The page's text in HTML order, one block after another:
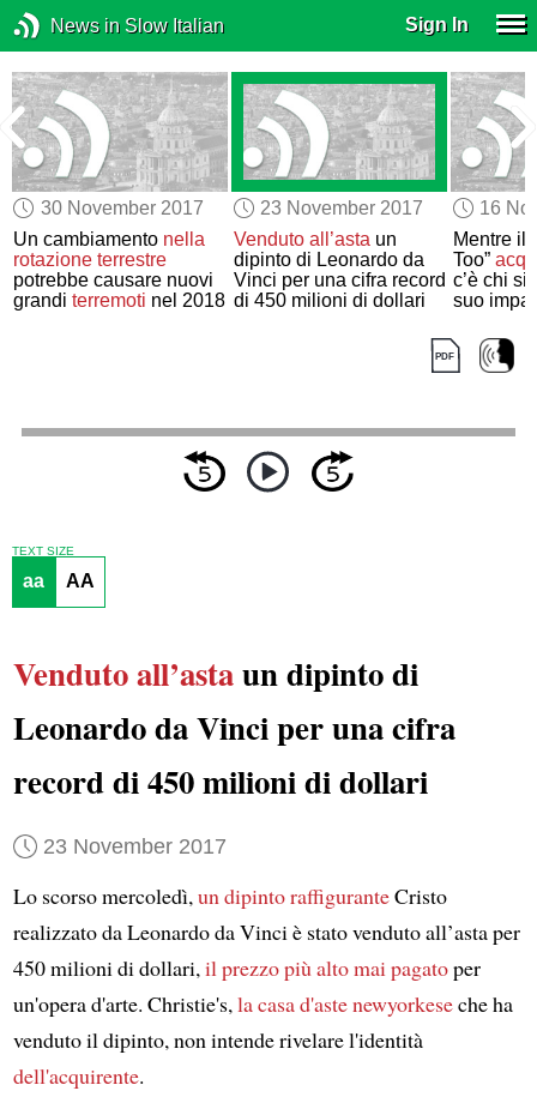
News in Slow Italian Sign In
30 November 2017
Un cambiamento nella
rotazione terrestre
potrebbe causare nuovi
granditerremoti nel 2018
23 November 2017
Venduto all’astaun
dipinto di Leonardo da
Vinci per una cifra record
di 450 milioni di dollari
16
Mentre il
Too”
c’è chi si
suo
TEXT SIZE
aa AA
Vendutoall’astaun dipinto di
Leonardo da Vinci per una cifra
record di 450 milioni di dollari
23 November 2017
Lo scorso mercoledì,un dipintoraffiguranteCristo
realizzato da Leonardo da Vinci è stato venduto all’asta per
450 milioni di dollari,il prezzo più alto mai pagatoper
un'opera d'arte. Christie's,la casa d'aste newyorkeseche ha
venduto il dipinto, non intende rivelare l'identità
dell'acquirente.